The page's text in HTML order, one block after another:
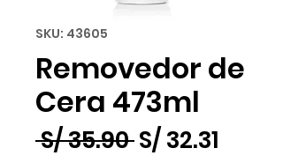
SKU: 43605
Removedor de
Cera 473ml
S/ 35.90 Precio
S/ 32.31